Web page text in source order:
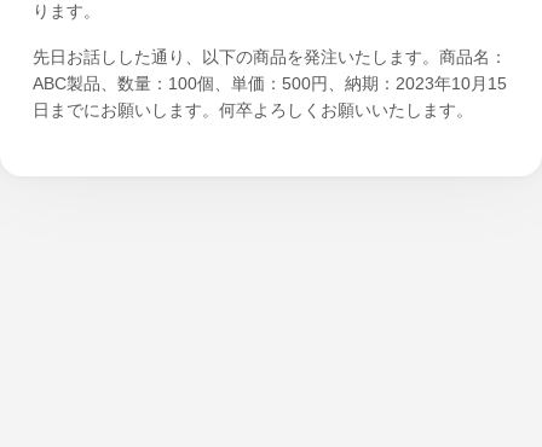
ります。
先日お話しした通り、以下の商品を発注いたします。商品名：
ABC製品、数量：100個、単価：500円、納期：2023年10月15
日までにお願いします。何卒よろしくお願いいたします。